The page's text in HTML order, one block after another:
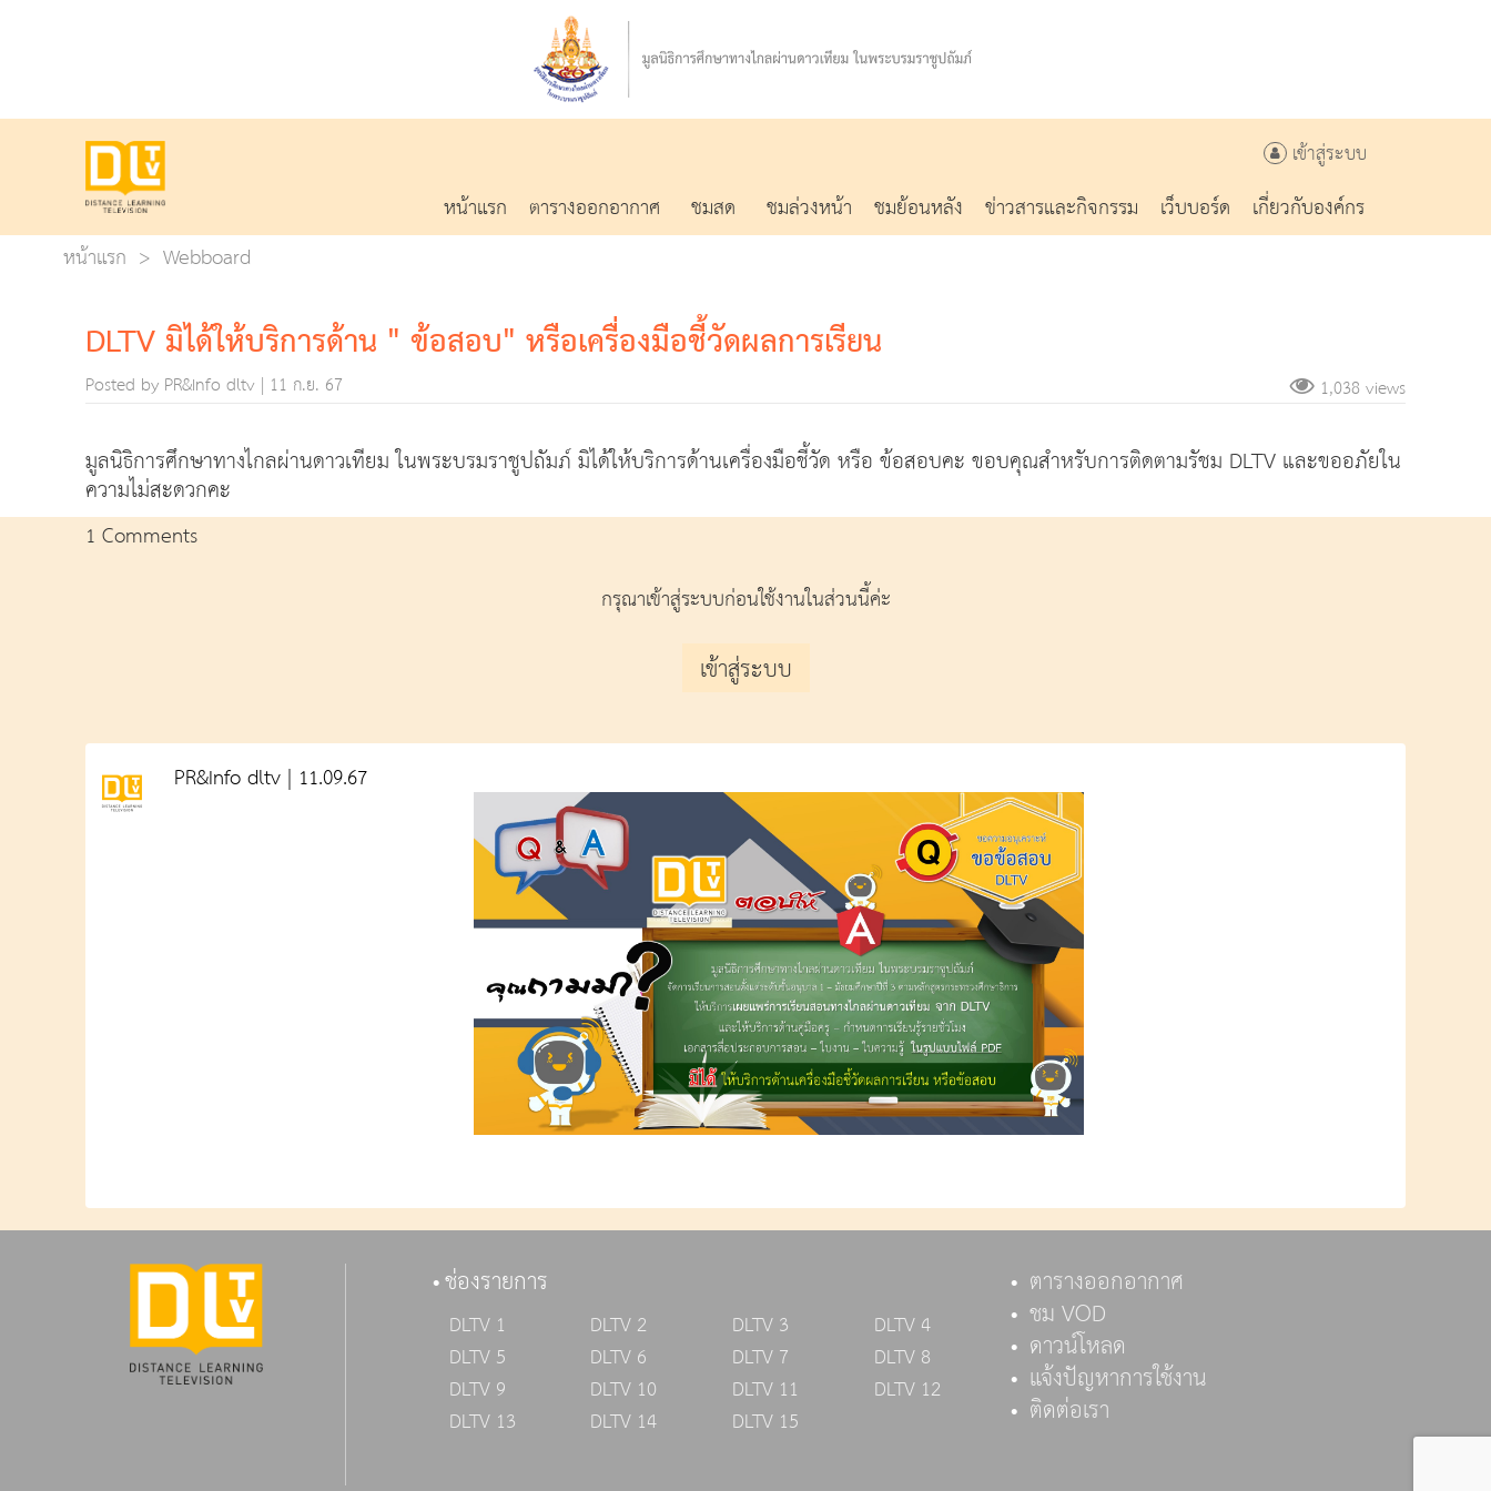
เข้าสู่ระบบ
หน้าแรก ตารางออกอากาศ ชมสด ชมล่วงหน้า ชมย้อนหลัง ข่าวสารและกิจกรรม เว็บบอร์ด
เกี่ยวกับองค์กร
หน้าแรก
Webboard
DLTV มิได้ให้บริการด้าน " ข้อสอบ" หรือเครื่องมือชี้วัดผลการเรียน
Posted by PR&Info dltv | 11 ก.ย. 67 1,038 views
มูลนิธิการศึกษาทางไกลผ่านดาวเทียม ในพระบรมราชูปถัมภ์ มิได้ให้บริการด้านเครื่องมือชี้วัด หรือ ข้อสอบคะ ขอบคุณสำหรับการติดตามรัชม DLTV และขออภัยใน
ความไม่สะดวกคะ
1 Comments
กรุณาเข้าสู่ระบบก่อนใช้งานในส่วนนี้ค่ะ
เข้าสู่ระบบ
PR&Info dltv | 11.09.67
ช่องรายการ
DLTV 1 DLTV 2 DLTV 3
DLTV 4
DLTV 5
DLTV 6 DLTV 7
DLTV 8
DLTV 9
DLTV 10 DLTV 11
DLTV 12
DLTV 13
DLTV 14 DLTV 15
ตารางออกอากาศ
ชม VOD
ดาวน์โหลด
แจ้งปัญหาการใช้งาน
ติดต่อเรา